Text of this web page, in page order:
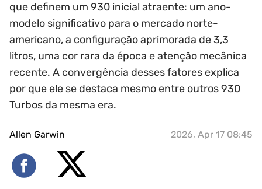
que definem um 930 inicial atraente: um ano-
modelo significativo para o mercado norte-
americano, a configuração aprimorada de 3,3
litros, uma cor rara da época e atenção mecânica
recente. A convergência desses fatores explica
por que ele se destaca mesmo entre outros 930
Turbos da mesma era.
Allen Garwin 2026, Apr 17 08:45